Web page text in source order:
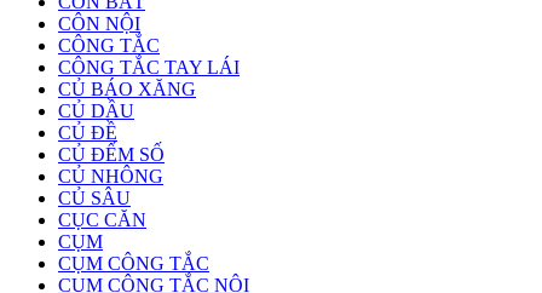
CÔN NỘI
CÔNG TẮC
CÔNG TẮC TAY LÁI
CỦ BÁO XĂNG
CỦ DẦU
CỦ ĐỀ
CỦ ĐẾM SỐ
CỦ NHÔNG
CỦ SÂU
CỤC CĂN
CỤM
CỤM CÔNG TẮC
CỤM CÔNG TẮC NỘI